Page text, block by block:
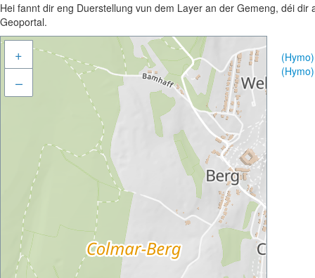
Hei fannt dir eng Duerstellung vun dem Layer an der Gemeng, déi
Geoportal.
+
–